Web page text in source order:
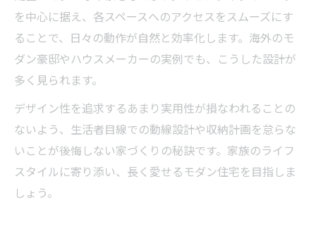
を中心に据え、各スペースへのアクセスをスムーズにす
ることで、日々の動作が自然と効率化します。海外のモ
ダン豪邸やハウスメーカーの実例でも、こうした設計が
多く見られます。
デザイン性を追求するあまり実用性が損なわれることの
ないよう、生活者目線での動線設計や収納計画を怠らな
いことが後悔しない家づくりの秘訣です。家族のライフ
スタイルに寄り添い、長く愛せるモダン住宅を目指しま
しょう。